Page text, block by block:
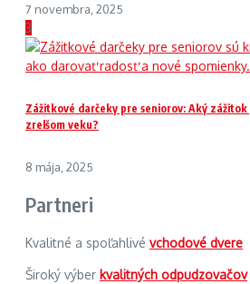
7 novembra, 2025
3
Zážitkové darčeky pre seniorov: Aký
zrelšom veku?
8 mája, 2025
Partneri
Kvalitné a spoľahlivé vchodové dvere
Široký výber kvalitných odpudzovačov